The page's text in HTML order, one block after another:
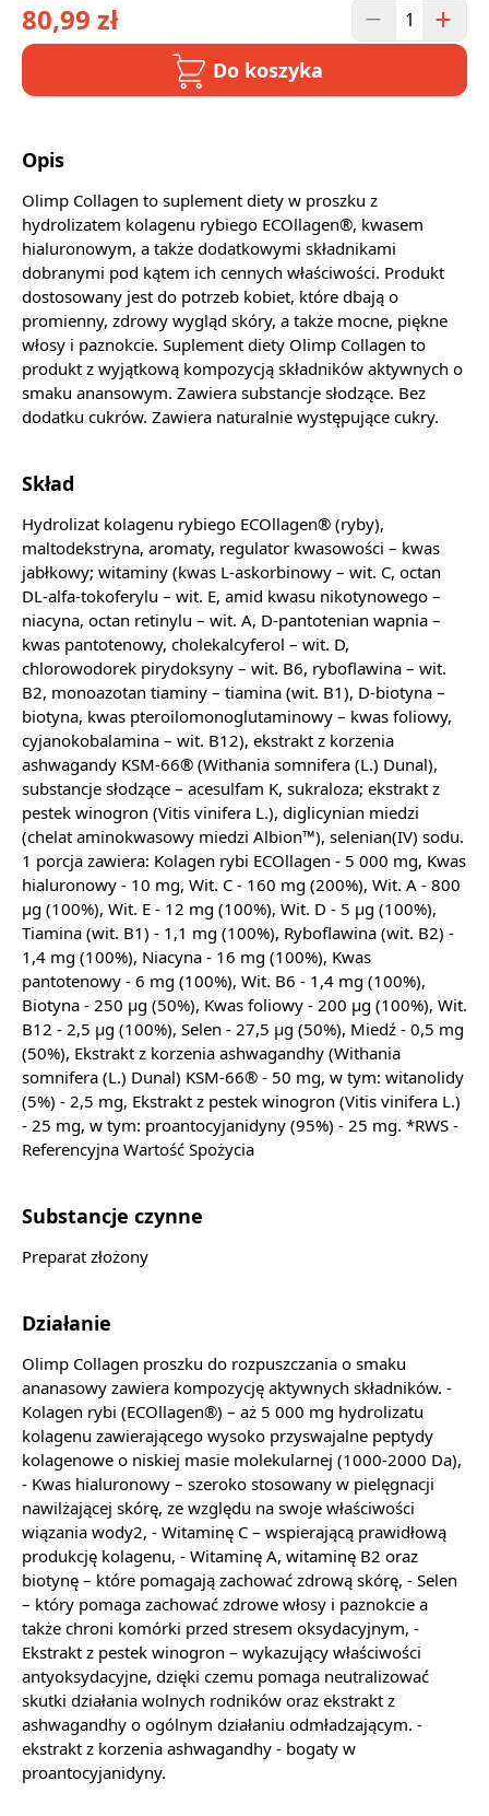
80,99 zł
Do koszyka
Opis
Olimp Collagen to suplement diety w proszku z
hydrolizatem kolagenu rybiego ECOllagen®, kwasem
hialuronowym, a także dodatkowymi składnikami
dobranymi pod kątem ich cennych właściwości. Produkt
dostosowany jest do potrzeb kobiet, które dbają o
promienny, zdrowy wygląd skóry, a także mocne, piękne
włosy i paznokcie. Suplement diety Olimp Collagen to
produkt z wyjątkową kompozycją składników aktywnych o
smaku anansowym. Zawiera substancje słodzące. Bez
dodatku cukrów. Zawiera naturalnie występujące cukry.
Skład
Hydrolizat kolagenu rybiego ECOllagen® (ryby),
maltodekstryna, aromaty, regulator kwasowości – kwas
jabłkowy; witaminy (kwas L-askorbinowy – wit. C, octan
DL-alfa-tokoferylu – wit. E, amid kwasu nikotynowego –
niacyna, octan retinylu – wit. A, D-pantotenian wapnia –
kwas pantotenowy, cholekalcyferol – wit. D,
chlorowodorek pirydoksyny – wit. B6, ryboflawina – wit.
B2, monoazotan tiaminy – tiamina (wit. B1), D-biotyna –
biotyna, kwas pteroilomonoglutaminowy – kwas foliowy,
cyjanokobalamina – wit. B12), ekstrakt z korzenia
ashwagandy KSM-66® (Withania somnifera (L.) Dunal),
substancje słodzące – acesulfam K, sukraloza; ekstrakt z
pestek winogron (Vitis vinifera L.), diglicynian miedzi
(chelat aminokwasowy miedzi Albion™), selenian(IV) sodu.
1 porcja zawiera: Kolagen rybi ECOllagen - 5 000 mg, Kwas
hialuronowy - 10 mg, Wit. C - 160 mg (200%), Wit. A - 800
µg (100%), Wit. E - 12 mg (100%), Wit. D - 5 µg (100%),
Tiamina (wit. B1) - 1,1 mg (100%), Ryboflawina (wit. B2) -
1,4 mg (100%), Niacyna - 16 mg (100%), Kwas
pantotenowy - 6 mg (100%), Wit. B6 - 1,4 mg (100%),
Biotyna - 250 µg (50%), Kwas foliowy - 200 µg (100%), Wit.
B12 - 2,5 µg (100%), Selen - 27,5 µg (50%), Miedź - 0,5 mg
(50%), Ekstrakt z korzenia ashwagandhy (Withania
somnifera (L.) Dunal) KSM-66® - 50 mg, w tym: witanolidy
(5%) - 2,5 mg, Ekstrakt z pestek winogron (Vitis vinifera L.)
- 25 mg, w tym: proantocyjanidyny (95%) - 25 mg. *RWS -
Referencyjna Wartość Spożycia
Substancje czynne
Preparat złożony
Działanie
Olimp Collagen proszku do rozpuszczania o smaku
ananasowy zawiera kompozycję aktywnych składników. -
Kolagen rybi (ECOllagen®) – aż 5 000 mg hydrolizatu
kolagenu zawierającego wysoko przyswajalne peptydy
kolagenowe o niskiej masie molekularnej (1000-2000 Da),
- Kwas hialuronowy – szeroko stosowany w pielęgnacji
nawilżającej skórę, ze względu na swoje właściwości
wiązania wody2, - Witaminę C – wspierającą prawidłową
produkcję kolagenu, - Witaminę A, witaminę B2 oraz
biotynę – które pomagają zachować zdrową skórę, - Selen
– który pomaga zachować zdrowe włosy i paznokcie a
także chroni komórki przed stresem oksydacyjnym, -
Ekstrakt z pestek winogron – wykazujący właściwości
antyoksydacyjne, dzięki czemu pomaga neutralizować
skutki działania wolnych rodników oraz ekstrakt z
ashwagandhy o ogólnym działaniu odmładzającym. -
ekstrakt z korzenia ashwagandhy - bogaty w
proantocyjanidyny.